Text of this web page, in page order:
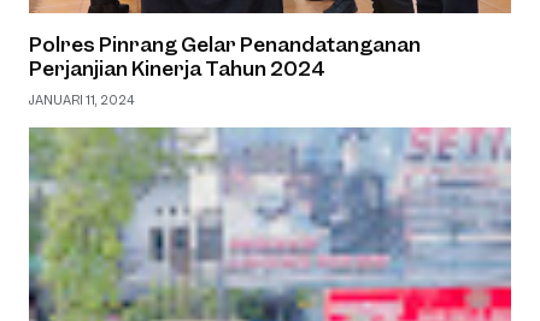
Polres Pinrang Gelar Penandatanganan
Perjanjian Kinerja Tahun 2024
JANUARI 11, 2024